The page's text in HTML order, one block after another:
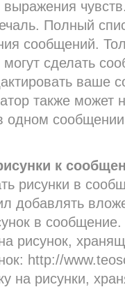
Полный
сообщений.
могут сделать
ваше
также может
одном
к
рисунки в
добавлять
в
рисунок,
http://
на рисунки,